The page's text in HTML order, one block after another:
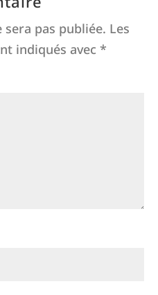
pas publiée. Les
indiqués avec *